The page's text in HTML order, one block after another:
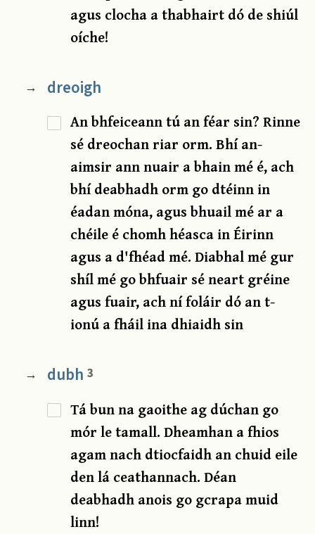
agus clocha a thabhairt dó de shiúl
oíche!
→ dreoigh
An bhfeiceann tú an féar sin? Rinne
sé dreochan riar orm. Bhí an-
aimsir ann nuair a bhain mé é, ach
bhí deabhadh orm go dtéinn in
éadan móna, agus bhuail mé ar a
chéile é chomh héasca in Éirinn
agus a d'fhéad mé. Diabhal mé gur
shíl mé go bhfuair sé neart gréine
agus fuair, ach ní foláir dó an t-
ionú a fháil ina dhiaidh sin
→ dubh 3
Tá bun na gaoithe ag dúchan go
mór le tamall. Dheamhan a fhios
agam nach dtiocfaidh an chuid eile
den lá ceathannach. Déan
deabhadh anois go gcrapa muid
linn!